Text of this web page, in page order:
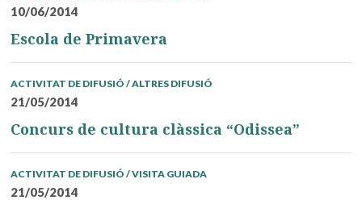
10/06/2014
Escola de Primavera
ACTIVITAT DE DIFUSIÓ / ALTRES DIFUSIÓ
21/05/2014
Concurs de cultura clàssica “Odissea”
ACTIVITAT DE DIFUSIÓ / VISITA GUIADA
21/05/2014